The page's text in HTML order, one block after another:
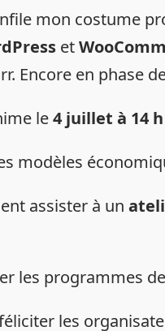
mon costume
et
Encore en phase
le4 juillet à 14 h
modèles
assister à un
les programmes
les